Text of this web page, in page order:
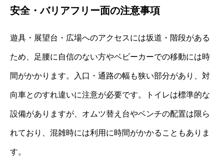
安全・バリアフリー面の注意事項
遊具・展望台・広場へのアクセスには坂道・階段がある
ため、足腰に自信のない方やベビーカーでの移動には時
間がかかります。入口・通路の幅も狭い部分があり、対
向車とのすれ違いに注意が必要です。トイレは標準的な
設備がありますが、オムツ替え台やベンチの配置は限ら
れており、混雑時には利用に時間がかかることもありま
す。